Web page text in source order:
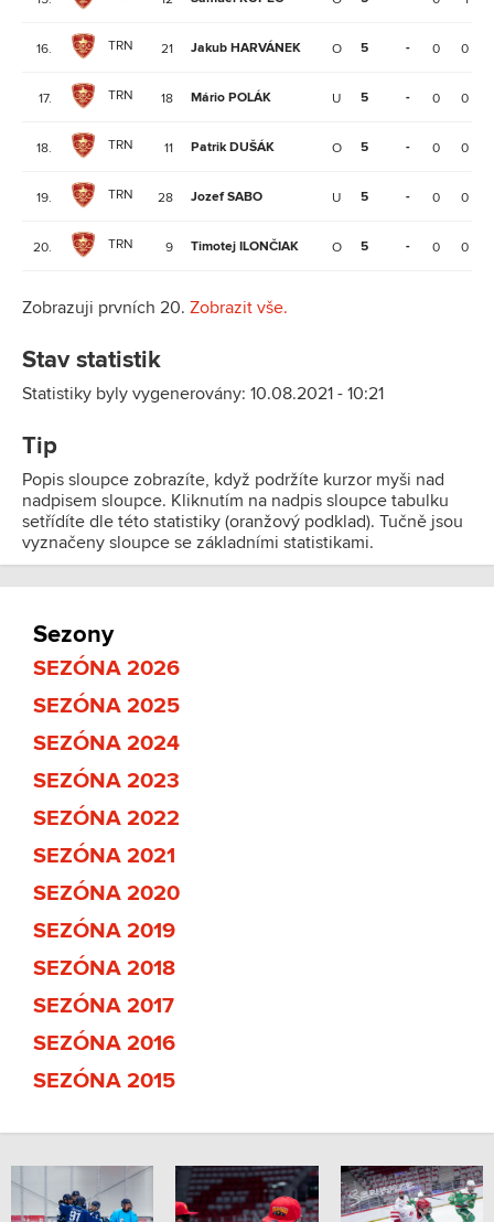
16. TRN 21 Jakub HARVÁNEK O 5 - 0 0
17. TRN 18 Mário POLÁK U 5 - 0 0
18. TRN 11 Patrik DUŠÁK O 5 - 0 0
19. TRN 28 Jozef SABO U 5 - 0 0
20. TRN 9 Timotej ILONČIAK O 5 - 0 0
Zobrazuji prvních 20. Zobrazit vše.
Stav statistik
Statistiky byly vygenerovány: 10.08.2021 - 10:21
Tip
Popis sloupce zobrazíte, když podržíte kurzor myši nad
nadpisem sloupce. Kliknutím na nadpis sloupce tabulku
setřídíte dle této statistiky (oranžový podklad). Tučně jsou
vyznačeny sloupce se základními statistikami.
Sezony
SEZÓNA 2026
SEZÓNA 2025
SEZÓNA 2024
SEZÓNA 2023
SEZÓNA 2022
SEZÓNA 2021
SEZÓNA 2020
SEZÓNA 2019
SEZÓNA 2018
SEZÓNA 2017
SEZÓNA 2016
SEZÓNA 2015